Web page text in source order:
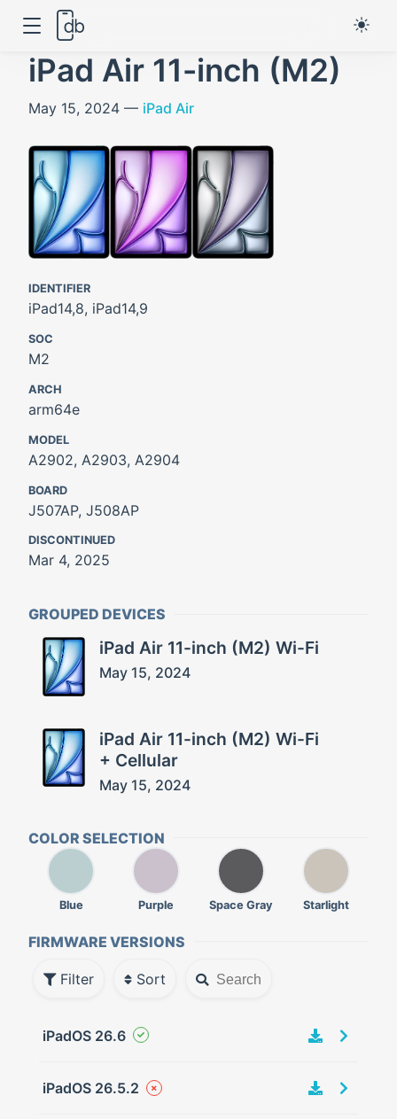
iPad Air 11-inch (M2)
May 15, 2024 — iPad Air
IDENTIFIER
iPad14,8, iPad14,9
SOC
M2
ARCH
arm64e
MODEL
A2902, A2903, A2904
BOARD
J507AP, J508AP
DISCONTINUED
Mar 4, 2025
GROUPED DEVICES
iPad Air 11-inch (M2) Wi-Fi
May 15, 2024
iPad Air 11-inch (M2) Wi-Fi
+ Cellular
May 15, 2024
COLOR SELECTION
Blue Purple Space Gray Starlight
FIRMWARE VERSIONS
Filter Sort
iPadOS 26.6
iPadOS 26.5.2